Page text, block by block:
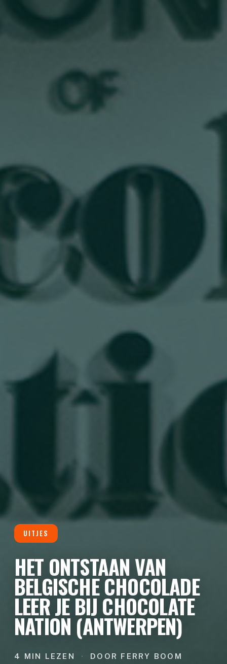
UITJES
HET ONTSTAAN VAN
BELGISCHE CHOCOLADE
LEER JE BIJ CHOCOLATE
NATION (ANTWERPEN)
4 MIN LEZEN · DOOR FERRY BOOM